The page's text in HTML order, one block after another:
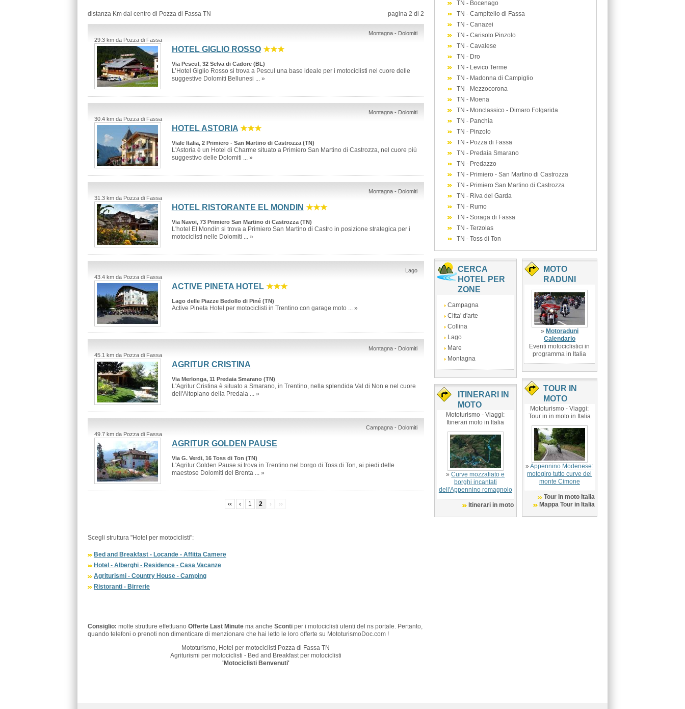
distanza Km dal centro di Pozza di Fassa TN pagina 2 di 2
Montagna - Dolomiti
29.3 km da Pozza di Fassa
HOTEL GIGLIO ROSSO ★★★
Via Pescul, 32 Selva di Cadore (BL)
L’Hotel Giglio Rosso si trova a Pescul una base ideale per i motociclisti nel cuore delle
suggestive Dolomiti Bellunesi ... »
Montagna - Dolomiti
30.4 km da Pozza di Fassa
HOTEL ASTORIA ★★★
Viale Italia, 2 Primiero - San Martino di Castrozza (TN)
L'Astoria è un Hotel di Charme situato a Primiero San Martino di Castrozza, nel cuore più
suggestivo delle Dolomiti ... »
Montagna - Dolomiti
31.3 km da Pozza di Fassa
HOTEL RISTORANTE EL MONDIN ★★★
Via Navoi, 73 Primiero San Martino di Castrozza (TN)
L'hotel El Mondin si trova a Primiero San Martino di Castro in posizione strategica per i
motociclisti nelle Dolomiti ... »
Lago
43.4 km da Pozza di Fassa
ACTIVE PINETA HOTEL ★★★
Lago delle Piazze Bedollo di Piné (TN)
Active Pineta Hotel per motociclisti in Trentino con garage moto ... »
Montagna - Dolomiti
45.1 km da Pozza di Fassa
AGRITUR CRISTINA
Via Merlonga, 11 Predaia Smarano (TN)
L'Agritur Cristina è situato a Smarano, in Trentino, nella splendida Val di Non e nel cuore
dell'Altopiano della Predaia ... »
Campagna - Dolomiti
49.7 km da Pozza di Fassa
AGRITUR GOLDEN PAUSE
Via G. Verdi, 16 Toss di Ton (TN)
L'Agritur Golden Pause si trova in Trentino nel borgo di Toss di Ton, ai piedi delle
maestose Dolomiti del Brenta ... »
‹‹ ‹ 1 2 › ››
Scegli struttura "Hotel per motociclisti":
Bed and Breakfast - Locande - Affitta Camere
Hotel - Alberghi - Residence - Casa Vacanze
Agriturismi - Country House - Camping
Ristoranti - Birrerie
Consiglio: molte strutture effettuano Offerte Last Minutema anche Scontiper i motociclisti utenti del ns portale. Pertanto,
quando telefoni o prenoti non dimenticare di menzionare che hai letto le loro offerte su MototurismoDoc.com !
Mototurismo, Hotel per motociclisti Pozza di Fassa TN
Agriturismi per motociclisti - Bed and Breakfast per motociclisti
'Motociclisti Benvenuti'
TN - Bocenago
TN - Campitello di Fassa
TN - Canazei
TN - Carisolo Pinzolo
TN - Cavalese
TN - Dro
TN - Levico Terme
TN - Madonna di Campiglio
TN - Mezzocorona
TN - Moena
TN - Monclassico - Dimaro Folgarida
TN - Panchia
TN - Pinzolo
TN - Pozza di Fassa
TN - Predaia Smarano
TN - Predazzo
TN - Primiero - San Martino di Castrozza
TN - Primiero San Martino di Castrozza
TN - Riva del Garda
TN - Rumo
TN - Soraga di Fassa
TN - Terzolas
TN - Toss di Ton
CERCA
HOTEL PER
ZONE
Campagna
Citta' d'arte
Collina
Lago
Mare
Montagna
ITINERARI IN
MOTO
Mototurismo - Viaggi:
Itinerari moto in Italia
»Curve mozzafiato e
borghi incantati
dell'Appennino romagnolo
Itinerari in moto
MOTO
RADUNI
» Motoraduni
Calendario
Eventi motociclistici in
programma in Italia
TOUR IN
MOTO
Mototurismo - Viaggi:
Tour in in moto in Italia
»Appennino Modenese:
motogiro tutto curve del
monte Cimone
Tour in moto Italia
Mappa Tour in Italia